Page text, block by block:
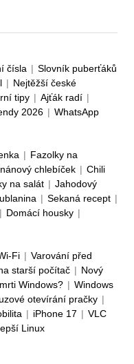
čísla | Slovník puberťáků
| Nejtěžší české
tipy | Ajťák radí |
2026 | WhatsApp
| Fazolky na
chlebíček | Chili
na salát | Jahodový
| Sekaná recept |
| Domácí housky |
Fi | Varování před
starší počítač | Nový
Windows? | Windows
otevírání pračky |
| iPhone 17 | VLC
Linux